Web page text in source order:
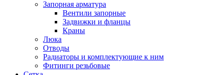
Запорная арматура
Вентили запорные
Задвижки и фланцы
Краны
Люка
Отводы
Радиаторы и комплектующие к ним
Фитинги резьбовые